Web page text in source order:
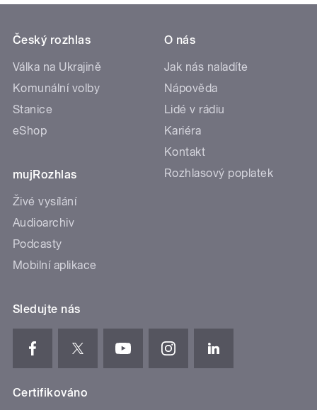
Český rozhlas
Válka na Ukrajině
Komunální volby
Stanice
eShop
mujRozhlas
Živé vysílání
Audioarchiv
Podcasty
Mobilní aplikace
O nás
Jak nás naladíte
Nápověda
Lidé v rádiu
Kariéra
Kontakt
Rozhlasový poplatek
Sledujte nás
Certifikováno